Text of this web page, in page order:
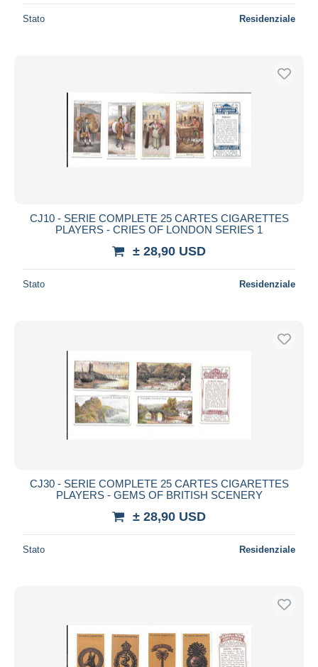
Stato Residenziale
CJ10 - SERIE COMPLETE 25 CARTES CIGARETTES
PLAYERS - CRIES OF LONDON SERIES 1
± 28,90 USD
Stato Residenziale
CJ30 - SERIE COMPLETE 25 CARTES CIGARETTES
PLAYERS - GEMS OF BRITISH SCENERY
± 28,90 USD
Stato Residenziale